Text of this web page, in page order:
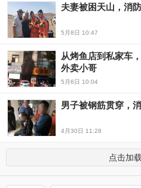
夫妻被困天山，消
5月8日 10:47
从烤鱼店到私家车
外卖小哥
5月6日 10:04
男子被钢筋贯穿，
4月30日 11:28
点击加